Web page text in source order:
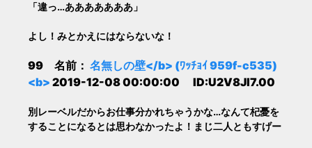
「違っ…あああああああ」
よし！みとかえにはならないな！
99 名前： 名無しの壁</b> (ﾜｯﾁｮｲ 959f-c535)
<b> 2019-12-08 00:00:00 ID:U2V8Jl7.00
別レーベルだからお仕事分かれちゃうかな…なんて杞憂を
することになるとは思わなかったよ！まじ二人ともすげー